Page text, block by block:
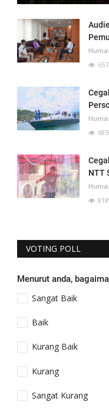
NTT
VOTING POLL
Menurut anda,
Sangat Baik
Baik
Kurang Baik
Kurang
Sangat Kurang